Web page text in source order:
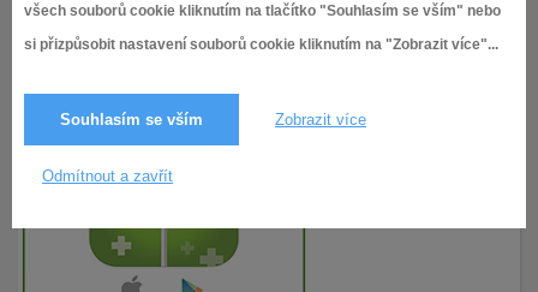
všech souborů cookie kliknutím na tlačítko "Souhlasím se vším" nebo
si přizpůsobit nastavení souborů cookie kliknutím na "Zobrazit více"...
Souhlasím se vším Zobrazit více
Odmítnout a zavřít